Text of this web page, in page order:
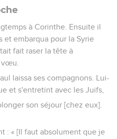
à Corinthe. Ensuite il
embarqua pour la Syrie
fait raser la tête à
vœu.
laissa ses compagnons. Lui-
et s'entretint avec les Juifs,
son séjour [chez eux].
: « [Il faut absolument que je